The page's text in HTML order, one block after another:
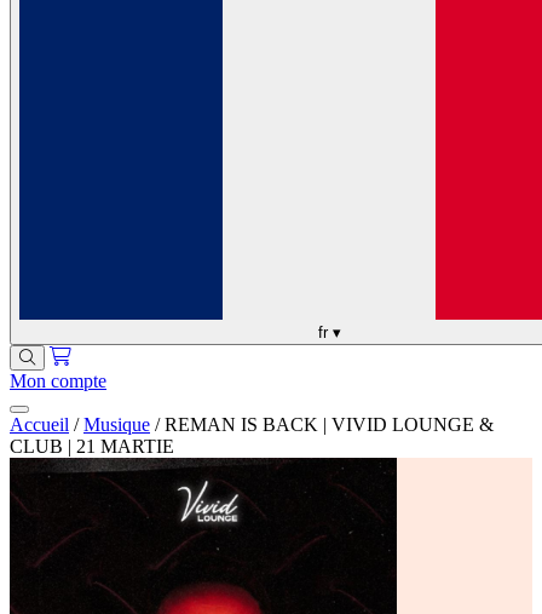
fr ▾
Mon compte
Accueil / Musique / REMAN IS BACK | VIVID LOUNGE &
CLUB | 21 MARTIE